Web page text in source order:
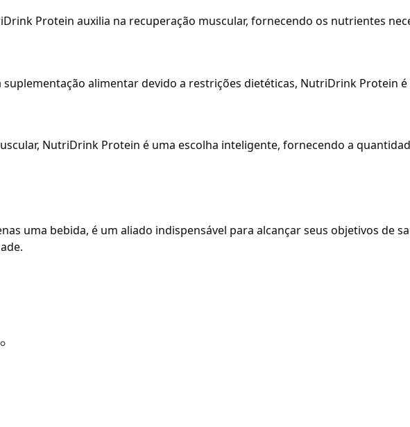
Protein auxilia na recuperação muscular, fornecendo os nutrientes
suplementação alimentar devido a restrições dietéticas, NutriDrink Protein
NutriDrink Protein é uma escolha inteligente, fornecendo a
uma bebida, é um aliado indispensável para alcançar seus objetivos de